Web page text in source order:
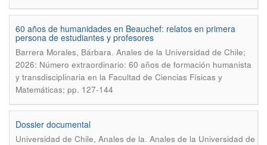
60 años de humanidades en Beauchef: relatos en primera
persona de estudiantes y profesores
Barrera Morales, Bárbara. Anales de la Universidad de Chile;
2026: Número extraordinario: 60 años de formación humanista
y transdisciplinaria en la Facultad de Ciencias Físicas y
Matemáticas; pp. 127-144
Dossier documental
Universidad de Chile, Anales de la. Anales de la Universidad de